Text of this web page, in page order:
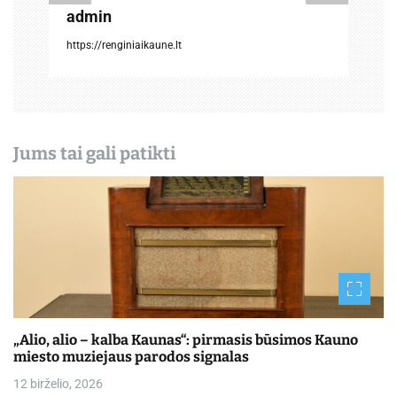
admin
https://renginiaikaune.lt
Jums tai gali patikti
„Alio, alio – kalba Kaunas“: pirmasis būsimos Kauno
miesto muziejaus parodos signalas
12 birželio, 2026